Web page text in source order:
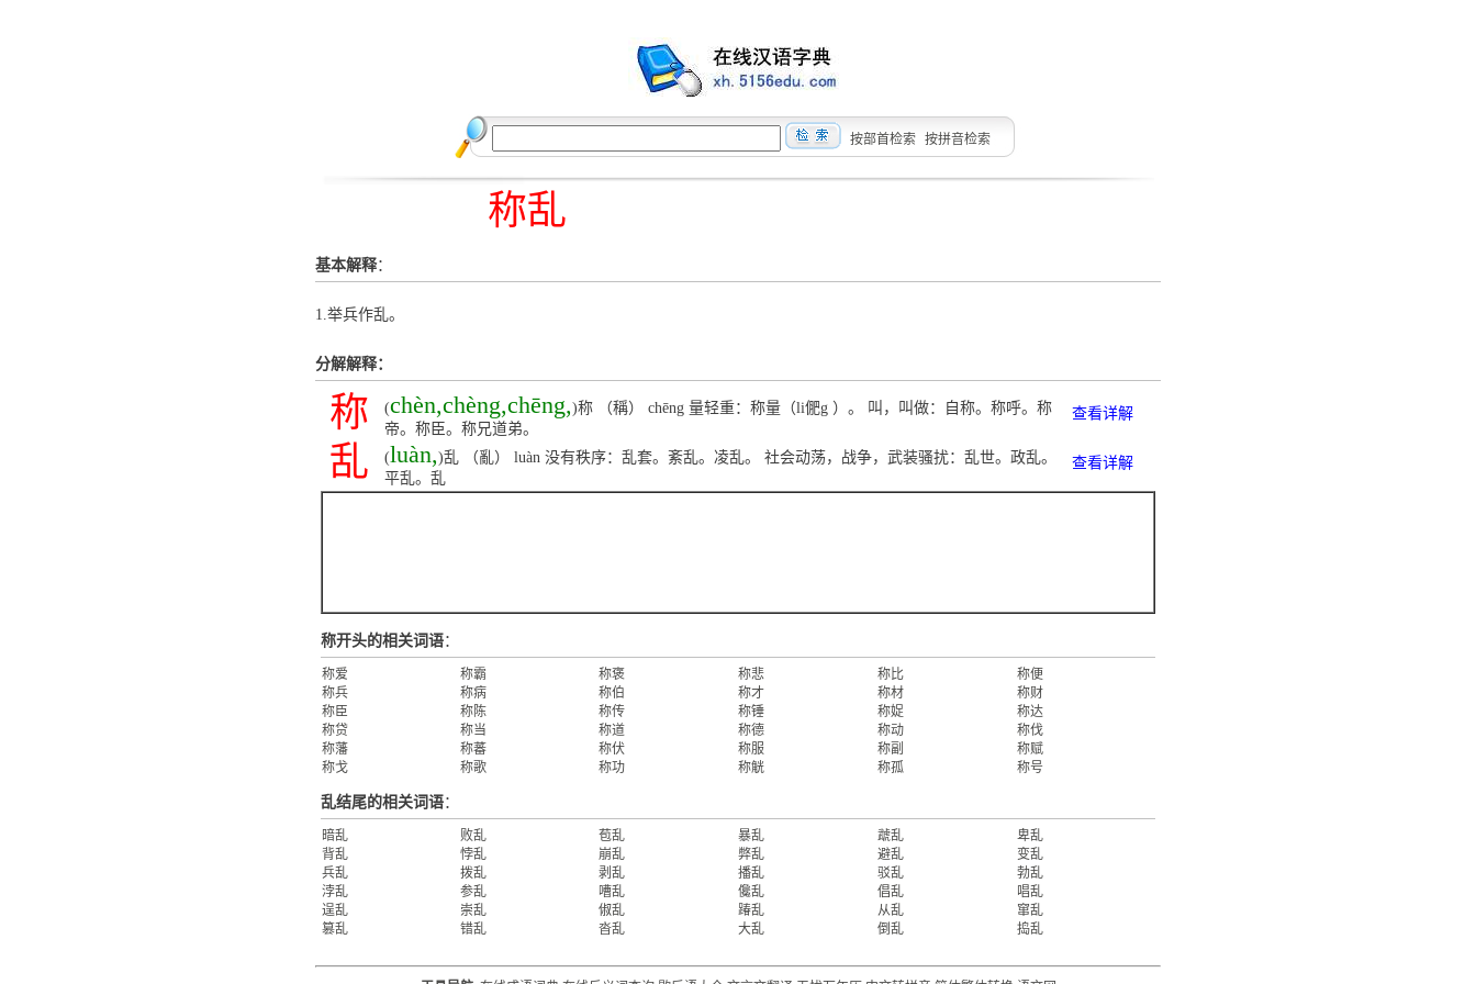
按部首检索 按拼音检索
称乱
基本解释：
1.举兵作乱。
分解解释：
称 (chèn,chèng,chēng,)称 （稱） chēng 量轻重：称量（li俷g ）。 叫，叫做：自称。称呼。称
帝。称臣。称兄道弟。
查看详解
乱 (luàn,)乱 （亂） luàn 没有秩序：乱套。紊乱。凌乱。 社会动荡，战争，武装骚扰：乱世。政乱。
平乱。乱
查看详解
称开头的相关词语：
称爱 称霸 称褒 称悲 称比
称便
称兵
称病 称伯 称才 称材
称财
称臣
称陈 称传 称锤 称娖
称达
称贷
称当 称道 称德 称动
称伐
称藩
称蕃 称伏 称服 称副
称赋
称戈
称歌 称功 称觥 称孤 称号
乱结尾的相关词语：
暗乱 败乱 苞乱 暴乱 虣乱
卑乱
背乱
悖乱 崩乱 弊乱 避乱
变乱
兵乱
拨乱 剥乱 播乱 驳乱
勃乱
浡乱
参乱 嘈乱 儳乱 倡乱
唱乱
逞乱
崇乱 俶乱 踳乱 从乱
窜乱
篡乱
错乱 沓乱 大乱 倒乱 捣乱